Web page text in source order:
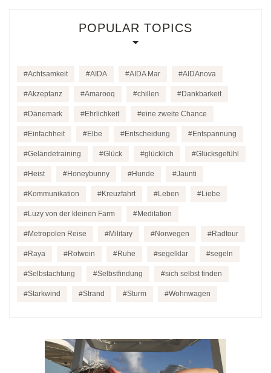
POPULAR TOPICS
Achtsamkeit AIDA AIDA Mar AIDAnova
Akzeptanz Amarooq chillen Dankbarkeit
Dänemark Ehrlichkeit eine zweite Chance
Einfachheit Elbe Entscheidung Entspannung
Geländetraining Glück glücklich Glücksgefühl
Heist Honeybunny Hunde Jaunti
Kommunikation Kreuzfahrt Leben Liebe
Luzy von der kleinen Farm Meditation
Metropolen Reise Military Norwegen Radtour
Raya Rotwein Ruhe segelklar segeln
Selbstachtung Selbstfindung sich selbst finden
Starkwind Strand Sturm Wohnwagen